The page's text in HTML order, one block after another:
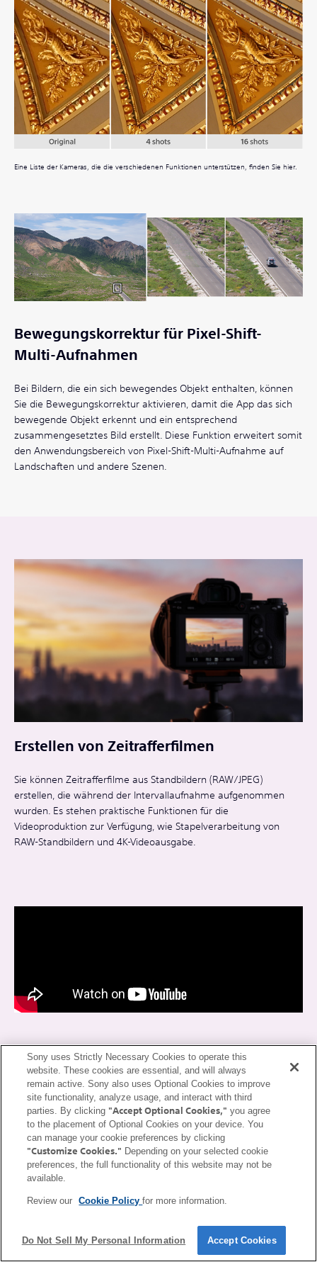
Eine Liste der Kameras, die die verschiedenen Funktionen unterstützen, finden Sie ​​hier.
Bewegungskorrektur für Pixel-Shift-
Multi-Aufnahmen
Bei Bildern, die ein sich bewegendes Objekt enthalten, können
Sie die Bewegungskorrektur aktivieren, damit die App das sich
bewegende Objekt erkennt und ein entsprechend
zusammengesetztes Bild erstellt. Diese Funktion erweitert somit
den Anwendungsbereich von Pixel-Shift-Multi-Aufnahme auf
Landschaften und andere Szenen.
Erstellen von Zeitrafferfilmen
Sie können Zeitrafferfilme aus Standbildern (RAW/JPEG)
erstellen, die während der Intervallaufnahme aufgenommen
wurden. Es stehen praktische Funktionen für die
Videoproduktion zur Verfügung, wie Stapelverarbeitung von
RAW-Standbildern und 4K-Videoausgabe.
Unterstützung der Produktion durch
Ersteller, die Remote-Aufnahme und
RAW-Entwicklung benutzen
Sony uses Strictly Necessary Cookies to operate this
website. These cookies are essential, and will always
remain active. Sony also uses Optional Cookies to improve
site functionality, analyze usage, and interact with third
parties. By clicking "Accept Optional Cookies," you agree
to the placement of Optional Cookies on your device. You
can manage your cookie preferences by clicking
"Customize Cookies." Depending on your selected cookie
preferences, the full functionality of this website may not be
available.
Review our Cookie Policyfor more information.
Do Not Sell My Personal Information Accept Cookies